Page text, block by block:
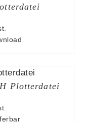
Plotterdatei